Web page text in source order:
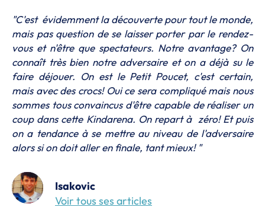
"C'est évidemment la découverte pour tout le monde,
mais pas question de se laisser porter par le rendez-
vous et n'être que spectateurs. Notre avantage? On
connaît très bien notre adversaire et on a déjà su le
faire déjouer. On est le Petit Poucet, c'est certain,
mais avec des crocs! Oui ce sera compliqué mais nous
sommes tous convaincus d'être capable de réaliser un
coup dans cette Kindarena. On repart à zéro! Et puis
on a tendance à se mettre au niveau de l'adversaire
alors si on doit aller en finale, tant mieux! "
Isakovic
Voir tous ses articles